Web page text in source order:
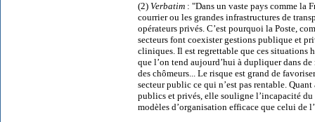
(2) Verbatim : "Dans un vaste pays comme la
courrier ou les grandes infrastructures de
opérateurs privés. C’est pourquoi la Poste,
secteurs font coexister gestions publique et
cliniques. Il est regrettable que ces situations
que l’on tend aujourd’hui à dupliquer dans
des chômeurs... Le risque est grand de
secteur public ce qui n’est pas rentable.
publics et privés, elle souligne l’incapacité du
modèles d’organisation efficace que celui de